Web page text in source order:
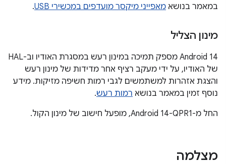
במאמר בנושא מאפייני מיקסר מועדפים במכשירי USB .
מינון הצליל
‫Android 14 מספק תמיכה במינון רעש במסגרת האודיו וב-HAL
של האודיו, על ידי מעקב רציף אחר מדידות של מינון רעש
והצגת אזהרות למשתמשים לגבי רמות חשיפה מזיקות. מידע
נוסף זמין במאמר בנושא רמות רעש.
החל מ-Android 14-QPR1, מופעל חישוב של מינון הקול.
מצלמה